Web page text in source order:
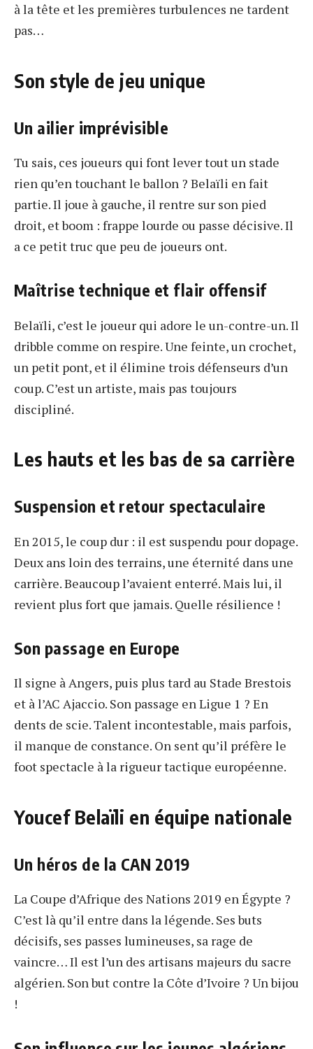
à la tête et les premières turbulences ne tardent
pas…
Son style de jeu unique
Un ailier imprévisible
Tu sais, ces joueurs qui font lever tout un stade
rien qu’en touchant le ballon ? Belaïli en fait
partie. Il joue à gauche, il rentre sur son pied
droit, et boom : frappe lourde ou passe décisive. Il
a ce petit truc que peu de joueurs ont.
Maîtrise technique et flair offensif
Belaïli, c’est le joueur qui adore le un-contre-un. Il
dribble comme on respire. Une feinte, un crochet,
un petit pont, et il élimine trois défenseurs d’un
coup. C’est un artiste, mais pas toujours
discipliné.
Les hauts et les bas de sa carrière
Suspension et retour spectaculaire
En 2015, le coup dur : il est suspendu pour dopage.
Deux ans loin des terrains, une éternité dans une
carrière. Beaucoup l’avaient enterré. Mais lui, il
revient plus fort que jamais. Quelle résilience !
Son passage en Europe
Il signe à Angers, puis plus tard au Stade Brestois
et à l’AC Ajaccio. Son passage en Ligue 1 ? En
dents de scie. Talent incontestable, mais parfois,
il manque de constance. On sent qu’il préfère le
foot spectacle à la rigueur tactique européenne.
Youcef Belaïli en équipe nationale
Un héros de la CAN 2019
La Coupe d’Afrique des Nations 2019 en Égypte ?
C’est là qu’il entre dans la légende. Ses buts
décisifs, ses passes lumineuses, sa rage de
vaincre… Il est l’un des artisans majeurs du sacre
algérien. Son but contre la Côte d’Ivoire ? Un bijou
!